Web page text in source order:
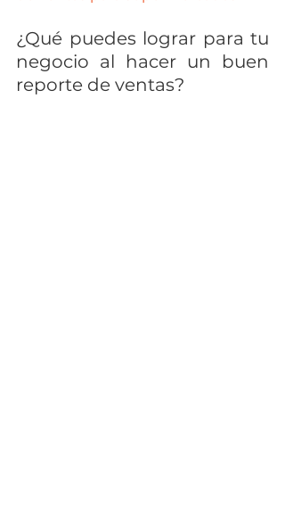
¿Qué puedes lograr para tu
negocio al hacer un buen
reporte de ventas?